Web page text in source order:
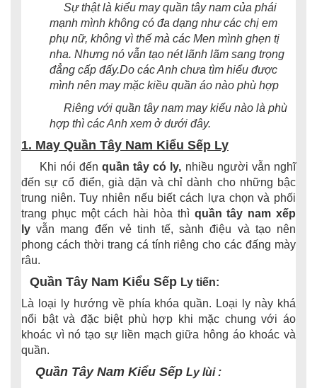
Sự thật là kiểu may quần tây nam của phái
mạnh mình không có đa dạng như các chị em
phụ nữ, không vì thế mà các Men mình ghẹn tị
nha. Nhưng nó vẫn tạo nét lãnh lãm sang trọng
đẳng cấp đấy.Do các Anh chưa tìm hiểu được
mình nên may mặc kiều quần áo nào phù hợp
Riêng với quần tây nam may kiểu nào là phù
hợp thì các Anh xem ở dưới đây.
1. May Quần Tây Nam Kiểu Sếp Ly
Khi nói đếnquần tây có ly, nhiều người vẫn nghĩ
đến sự cổ điển, già dặn và chỉ dành cho những bậc
trung niên. Tuy nhiên nếu biết cách lựa chọn và phối
trang phục một cách hài hòa thìquần tây nam xếp
lyvẫn mang đến vẻ tinh tế, sành điệu và tạo nên
phong cách thời trang cá tính riêng cho các đấng mày
râu.
Quần Tây Nam Kiểu Sếp Ly tiến:
Là loại ly hướng về phía khóa quần. Loại ly này khá
nổi bật và đặc biệt phù hợp khi mặc chung với áo
khoác vì nó tạo sự liền mạch giữa hông áo khoác và
quần.
Quần Tây Nam Kiểu Sếp Ly lùi :